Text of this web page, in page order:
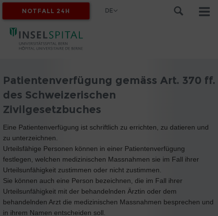
MYINSEL
NOTFALL 24H DE
Patientenverfügung gemäss Art. 370 ff.
des Schweizerischen
Zivilgesetzbuches
Eine Patientenverfügung ist schriftlich zu errichten, zu datieren und
zu unterzeichnen.
Urteilsfähige Personen können in einer Patientenverfügung
festlegen, welchen medizinischen Massnahmen sie im Fall ihrer
Urteilsunfähigkeit zustimmen oder nicht zustimmen.
Sie können auch eine Person bezeichnen, die im Fall ihrer
Urteilsunfähigkeit mit der behandelnden Ärztin oder dem
behandelnden Arzt die medizinischen Massnahmen besprechen und
in ihrem Namen entscheiden soll.